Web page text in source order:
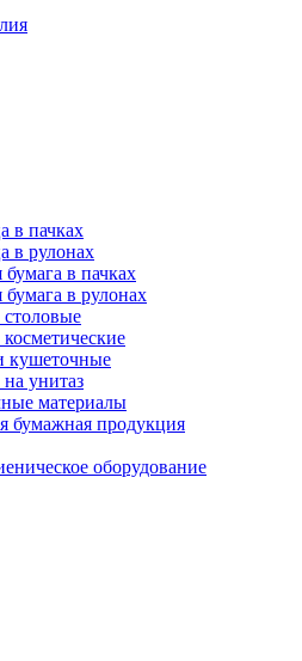
в пачках
в рулонах
бумага в пачках
бумага в рулонах
кушеточные
унитаз
материалы
бумажная продукция
оборудование